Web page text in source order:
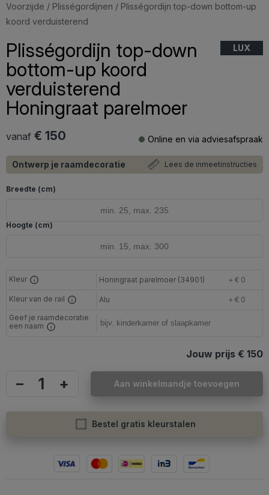
Voorzijde / Plisségordijnen / Plisségordijn top-down bottom-up
koord verduisterend
Plisségordijn top-down
bottom-up koord
verduisterend
Honingraat parelmoer
LUX
vanaf € 150 Online en via adviesafspraak
Ontwerp je raamdecoratie Lees de inmeetinstructies
Breedte (cm)
Hoogte (cm)
Kleur Honingraat parelmoer (34901) + € 0
Kleur van de rail Alu
+ € 0
Geef je raamdecoratie
een naam
Jouw prijs € 150
– + Aan winkelmandje toevoegen
Bestel gratis kleurstalen